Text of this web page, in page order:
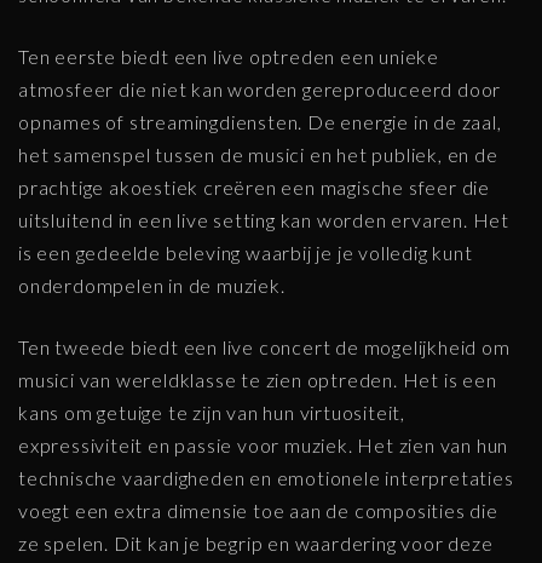
Ten eerste biedt een live optreden een unieke
atmosfeer die niet kan worden gereproduceerd door
opnames of streamingdiensten. De energie in de zaal,
het samenspel tussen de musici en het publiek, en de
prachtige akoestiek creëren een magische sfeer die
uitsluitend in een live setting kan worden ervaren. Het
is een gedeelde beleving waarbij je je volledig kunt
onderdompelen in de muziek.
Ten tweede biedt een live concert de mogelijkheid om
musici van wereldklasse te zien optreden. Het is een
kans om getuige te zijn van hun virtuositeit,
expressiviteit en passie voor muziek. Het zien van hun
technische vaardigheden en emotionele interpretaties
voegt een extra dimensie toe aan de composities die
ze spelen. Dit kan je begrip en waardering voor deze